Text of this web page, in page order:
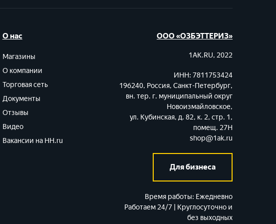
О нас
Магазины
О компании
Торговая сеть
Документы
Отзывы
Видео
Вакансии на HH.ru
ООО «ОЗБЭТТЕРИЗ»
1AK.RU, 2022
ИНН: 7811753424
196240, Россия, Санкт-Петербург,
вн. тер. г. муниципальный округ
Новоизмайловское,
ул. Кубинская, д. 82, к. 2, стр. 1,
помещ. 27Н
shop@1ak.ru
Для бизнеса
Время работы: Ежедневно
Работаем 24/7 | Круглосуточно и
без выходных